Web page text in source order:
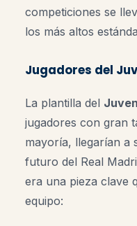
competiciones se
los más altos
Jugadores del
La plantilla del
jugadores con gran
mayoría, llegarían a
futuro del Real
era una pieza clave
equipo: